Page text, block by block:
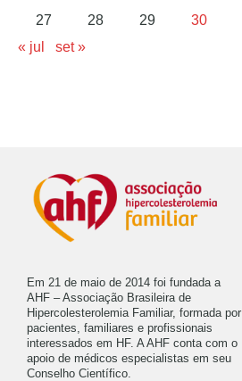
27 28 29 30
« jul
set »
Em 21 de maio de 2014 foi fundada a
AHF – Associação Brasileira de
Hipercolesterolemia Familiar, formada por
pacientes, familiares e profissionais
interessados em HF. A AHF conta com o
apoio de médicos especialistas em seu
Conselho Científico.